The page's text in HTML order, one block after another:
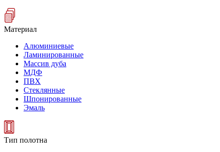
Материал
Алюминиевые
Ламинированные
Массив дуба
МДФ
ПВХ
Стеклянные
Шпонированные
Эмаль
Тип полотна